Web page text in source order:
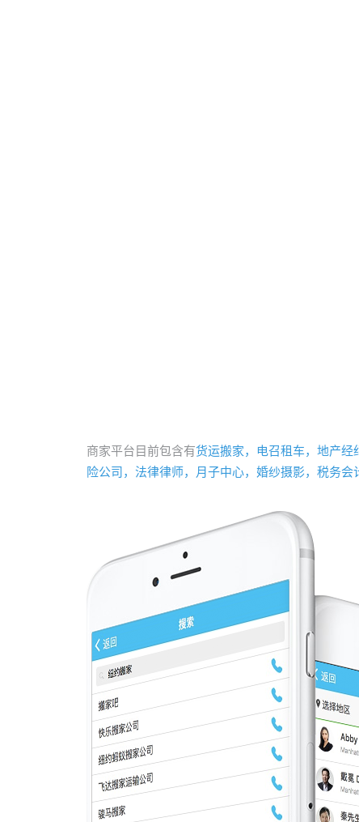
商家平台目前包含有货运搬家，电召租车，地产
险公司，法律律师，月子中心，婚纱摄影，税务